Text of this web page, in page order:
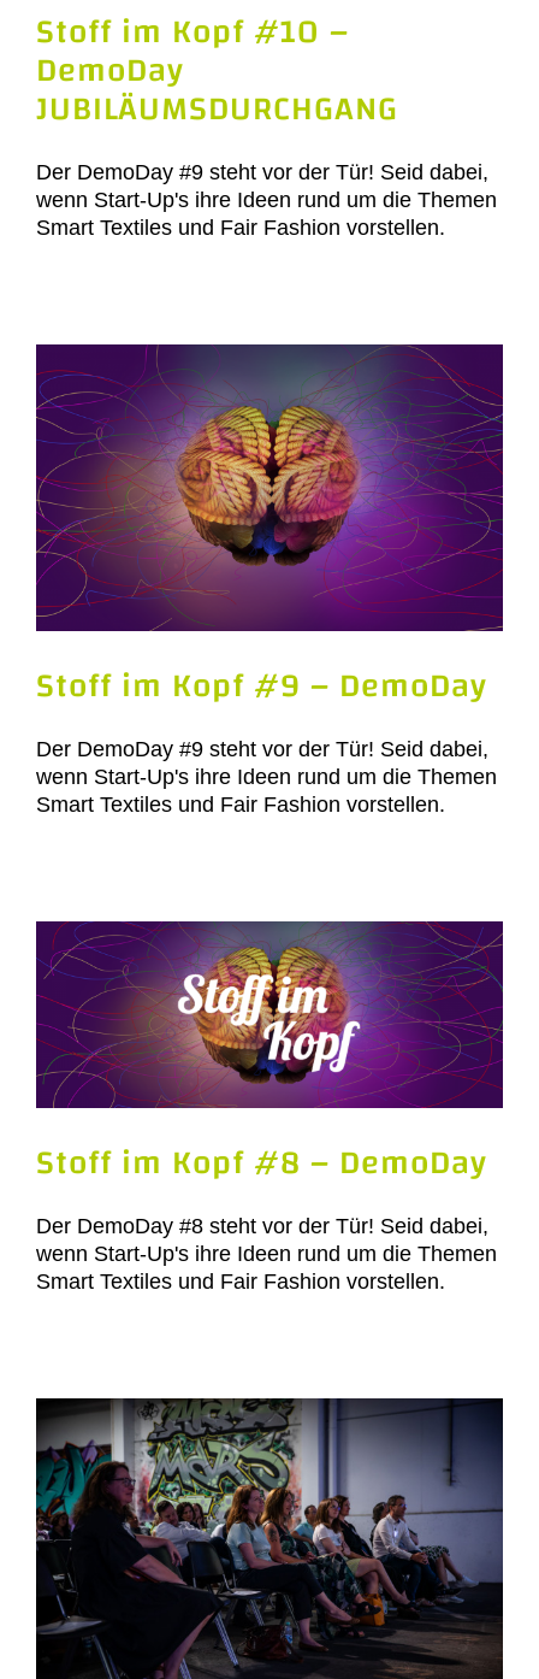
Stoff im Kopf #10 –
DemoDay
JUBILÄUMSDURCHGANG
Der DemoDay #9 steht vor der Tür! Seid dabei,
wenn Start-Up's ihre Ideen rund um die Themen
Smart Textiles und Fair Fashion vorstellen.
Stoff im Kopf #9 – DemoDay
Der DemoDay #9 steht vor der Tür! Seid dabei,
wenn Start-Up's ihre Ideen rund um die Themen
Smart Textiles und Fair Fashion vorstellen.
Stoff im Kopf #8 – DemoDay
Der DemoDay #8 steht vor der Tür! Seid dabei,
wenn Start-Up's ihre Ideen rund um die Themen
Smart Textiles und Fair Fashion vorstellen.